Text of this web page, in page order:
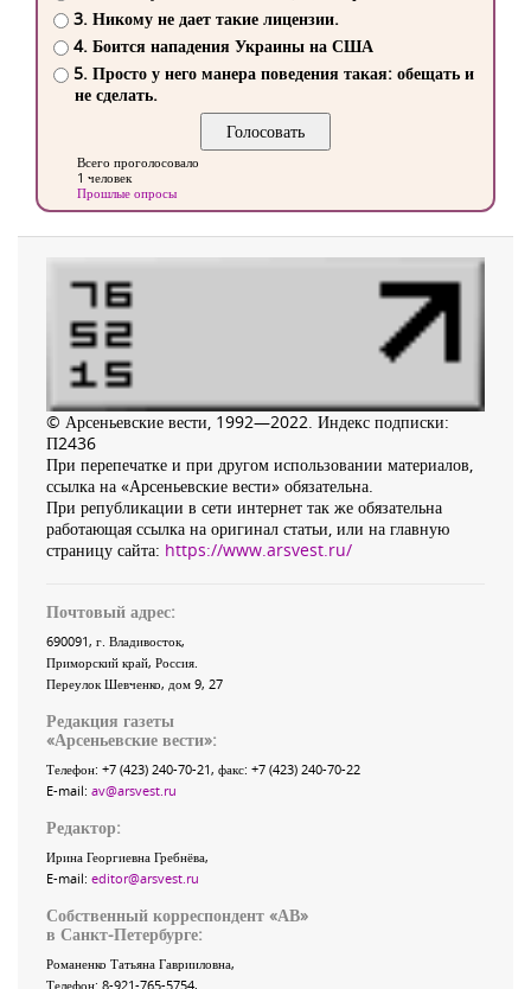
3. Никому не дает такие лицензии.
4. Боится нападения Украины на США
5. Просто у него манера поведения такая: обещать и
не сделать.
Всего проголосовало
1 человек
Прошлые опросы
© Арсеньевские вести, 1992—2022. Индекс подписки:
П2436
При перепечатке и при другом использовании материалов,
ссылка на «Арсеньевские вести» обязательна.
При републикации в сети интернет так же обязательна
работающая ссылка на оригинал статьи, или на главную
страницу сайта: https://www.arsvest.ru/
Почтовый адрес:
690091, г. Владивосток,
Приморский край, Россия.
Переулок Шевченко, дом 9, 27
Редакция газеты
«Арсеньевские вести»:
Телефон: +7 (423) 240-70-21, факс: +7 (423) 240-70-22
E-mail: av@arsvest.ru
Редактор:
Ирина Георгиевна Гребнёва,
E-mail: editor@arsvest.ru
Собственный корреспондент «АВ»
в Санкт-Петербурге:
Романенко Татьяна Гаврииловна,
Телефон: 8-921-765-5754,